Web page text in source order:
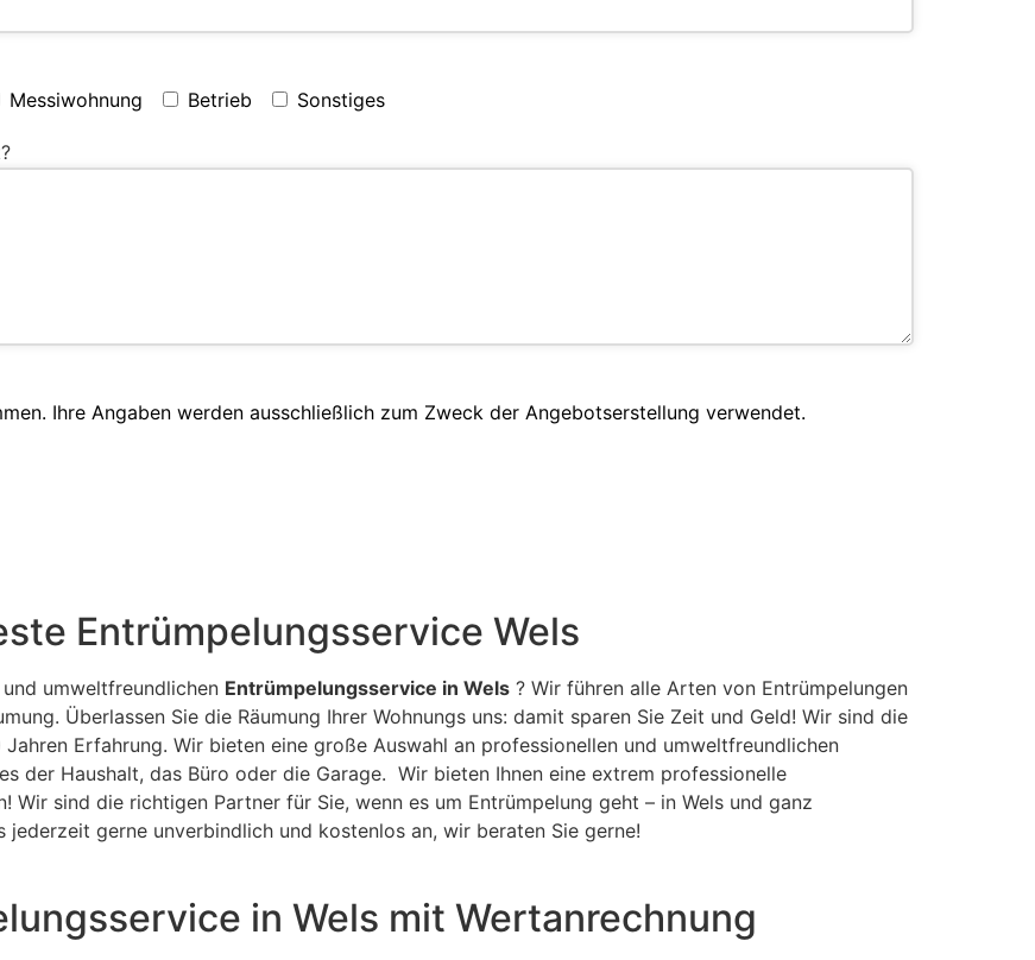
Messiwohnung Betrieb Sonstiges
Ihre Angaben werden ausschließlich zum Zweck der Angebotserstellung verwendet.
Entrümpelungsservice Wels
umweltfreundlichen Entrümpelungsservice in Wels ? Wir führen alle Arten von Entrümpelungen
Überlassen Sie die Räumung Ihrer Wohnungs uns: damit sparen Sie Zeit und Geld! Wir sind die
Erfahrung. Wir bieten eine große Auswahl an professionellen und umweltfreundlichen
der Haushalt, das Büro oder die Garage. Wir bieten Ihnen eine extrem professionelle
Wir sind die richtigen Partner für Sie, wenn es um Entrümpelung geht – in Wels und ganz
jederzeit gerne unverbindlich und kostenlos an, wir beraten Sie gerne!
in Wels mit Wertanrechnung